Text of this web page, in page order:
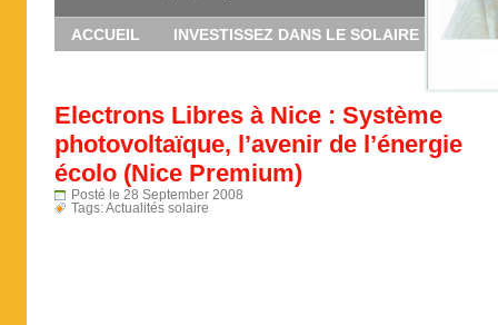
ACCUEIL INVESTISSEZ DANS LE SOLAIRE
Electrons Libres à Nice : Système
photovoltaïque, l’avenir de l’énergie
écolo (Nice Premium)
Posté le 28 September 2008
Tags:Actualités solaire